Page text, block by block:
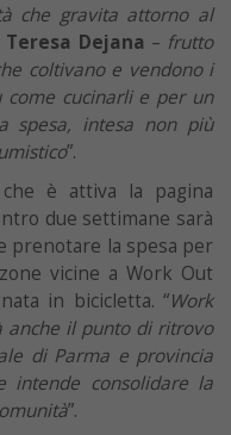
che gravita attorno al
Teresa Dejana – frutto
coltivano e vendono i
cucinarli e per un
spesa, intesa non più
”.
è attiva la pagina
due settimane sarà
prenotare la spesa per
vicine a Work Out
in bicicletta. “Work
anche il punto di ritrovo
di Parma e provincia
intende consolidare la
”.